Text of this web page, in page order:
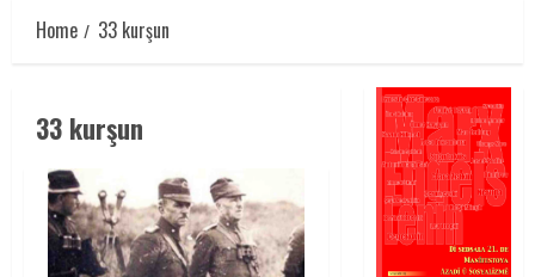
Home
33 kurşun
33 kurşun